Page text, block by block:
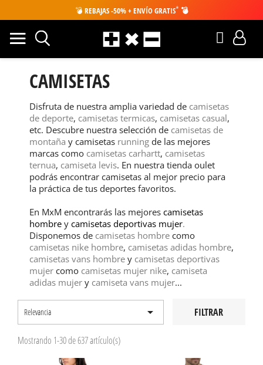
💣 REBAJAS -50% + ENVÍO GRATIS* 💣
CAMISETAS
Disfruta de nuestra amplia variedad de camisetas
de deporte, camisetas termicas, camisetas casual,
etc. Descubre nuestra selección de camisetas de
montaña y camisetas running de las mejores
marcas como camisetas carhartt, camisetas
ternua, camiseta levis. En nuestra tienda oulet
podrás encontrar camisetas al mejor precio para
la práctica de tus deportes favoritos.
En MxM encontrarás las mejores camisetas
hombre y camisetas deportivas mujer.
Disponemos de camisetas hombre como
camisetas nike hombre, camisetas adidas hombre,
camisetas vans hombre y camisetas deportivas
mujer como camisetas mujer nike, camiseta
adidas mujer y camiseta vans mujer...
Relevancia  FILTRAR
Mostrando 1-30 de 637 artículo(s)